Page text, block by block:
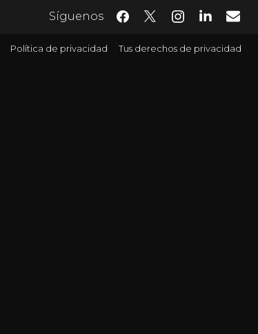
Síguenos
Política de privacidad Tus derechos de privacidad